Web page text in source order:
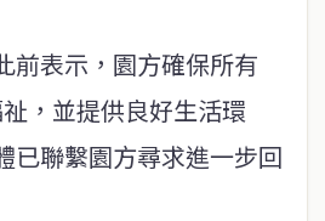
前表示，園方確保所有
，並提供良好生活環
已聯繫園方尋求進一步回